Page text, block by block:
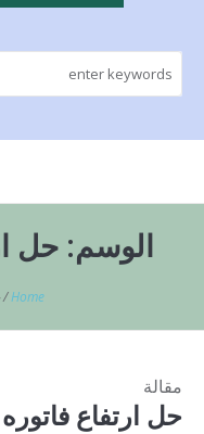
الوسم:حل
Home
/
مقالة
حل ارتفاع فاتوره